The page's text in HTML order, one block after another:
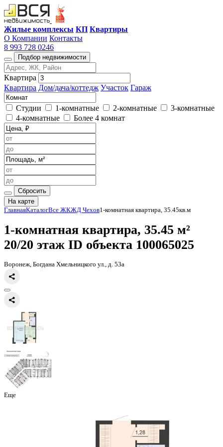
Жилые комплексы КП Квартиры
О Компании Контакты
8 993 728 0246
Подбор недвижимости
Квартира
Квартира Дом/дача/коттедж Участок Гараж
Студии 1-комнатные 2-комнатные
3-комнатные
4-комнатные
Более 4 комнат
Сбросить
На карте
Главная КаталогВсе ЖКЖД Чехов
1-комнатная квартира, 35.45
20/20 этаж
Воронеж, Богдана Хмельницкого ул., д. 53а